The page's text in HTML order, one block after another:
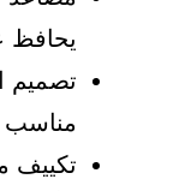
يحافظ
تصميم
مناسب
تكييف